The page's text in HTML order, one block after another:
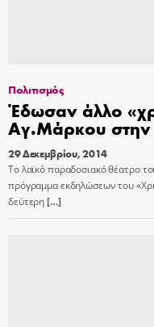
Πολιτισμός
Έδωσαν άλλο
Αγ.Μάρκου στην
29 Δεκεμβρίου, 2014
Το λαϊκό παραδοσιακό θέατρο
πρόγραμμα εκδηλώσεων του
δεύτερη[…]